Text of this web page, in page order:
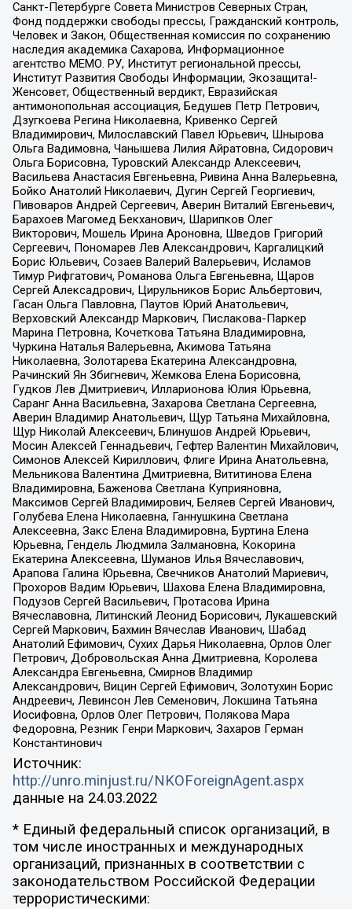
Санкт-Петербурге Совета Министров Северных Стран,
Фонд поддержки свободы прессы, Гражданский контроль,
Человек и Закон, Общественная комиссия по сохранению
наследия академика Сахарова, Информационное
агентство МЕМО. РУ, Институт региональной прессы,
Институт Развития Свободы Информации, Экозащита!-
Женсовет, Общественный вердикт, Евразийская
антимонопольная ассоциация, Бедушев Петр Петрович,
Дзугкоева Регина Николаевна, Кривенко Сергей
Владимирович, Милославский Павел Юрьевич, Шнырова
Ольга Вадимовна, Чанышева Лилия Айратовна, Сидорович
Ольга Борисовна, Туровский Александр Алексеевич,
Васильева Анастасия Евгеньевна, Ривина Анна Валерьевна,
Бойко Анатолий Николаевич, Дугин Сергей Георгиевич,
Пивоваров Андрей Сергеевич, Аверин Виталий Евгеньевич,
Барахоев Магомед Бекханович, Шарипков Олег
Викторович, Мошель Ирина Ароновна, Шведов Григорий
Сергеевич, Пономарев Лев Александрович, Каргалицкий
Борис Юльевич, Созаев Валерий Валерьевич, Исламов
Тимур Рифгатович, Романова Ольга Евгеньевна, Щаров
Сергей Алексадрович, Цирульников Борис Альбертович,
Гасан Ольга Павловна, Паутов Юрий Анатольевич,
Верховский Александр Маркович, Пислакова-Паркер
Марина Петровна, Кочеткова Татьяна Владимировна,
Чуркина Наталья Валерьевна, Акимова Татьяна
Николаевна, Золотарева Екатерина Александровна,
Рачинский Ян Збигневич, Жемкова Елена Борисовна,
Гудков Лев Дмитриевич, Илларионова Юлия Юрьевна,
Саранг Анна Васильевна, Захарова Светлана Сергеевна,
Аверин Владимир Анатольевич, Щур Татьяна Михайловна,
Щур Николай Алексеевич, Блинушов Андрей Юрьевич,
Мосин Алексей Геннадьевич, Гефтер Валентин Михайлович,
Симонов Алексей Кириллович, Флиге Ирина Анатольевна,
Мельникова Валентина Дмитриевна, Вититинова Елена
Владимировна, Баженова Светлана Куприяновна,
Максимов Сергей Владимирович, Беляев Сергей Иванович,
Голубева Елена Николаевна, Ганнушкина Светлана
Алексеевна, Закс Елена Владимировна, Буртина Елена
Юрьевна, Гендель Людмила Залмановна, Кокорина
Екатерина Алексеевна, Шуманов Илья Вячеславович,
Арапова Галина Юрьевна, Свечников Анатолий Мариевич,
Прохоров Вадим Юрьевич, Шахова Елена Владимировна,
Подузов Сергей Васильевич, Протасова Ирина
Вячеславовна, Литинский Леонид Борисович, Лукашевский
Сергей Маркович, Бахмин Вячеслав Иванович, Шабад
Анатолий Ефимович, Сухих Дарья Николаевна, Орлов Олег
Петрович, Добровольская Анна Дмитриевна, Королева
Александра Евгеньевна, Смирнов Владимир
Александрович, Вицин Сергей Ефимович, Золотухин Борис
Андреевич, Левинсон Лев Семенович, Локшина Татьяна
Иосифовна, Орлов Олег Петрович, Полякова Мара
Федоровна, Резник Генри Маркович, Захаров Герман
Константинович
Источник:
http://unro.minjust.ru/NKOForeignAgent.aspx
данные на 24.03.2022
* Единый федеральный список организаций, в
том числе иностранных и международных
организаций, признанных в соответствии с
законодательством Российской Федерации
террористическими: